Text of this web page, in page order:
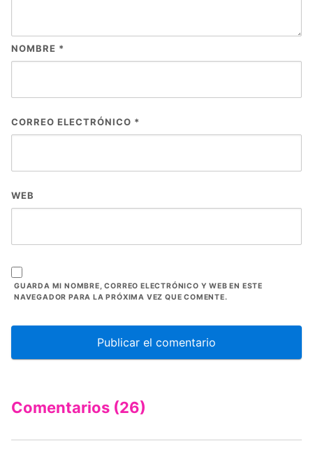
NOMBRE *
CORREO ELECTRÓNICO *
WEB
GUARDA MI NOMBRE, CORREO ELECTRÓNICO Y WEB EN ESTE
NAVEGADOR PARA LA PRÓXIMA VEZ QUE COMENTE.
Comentarios (26)